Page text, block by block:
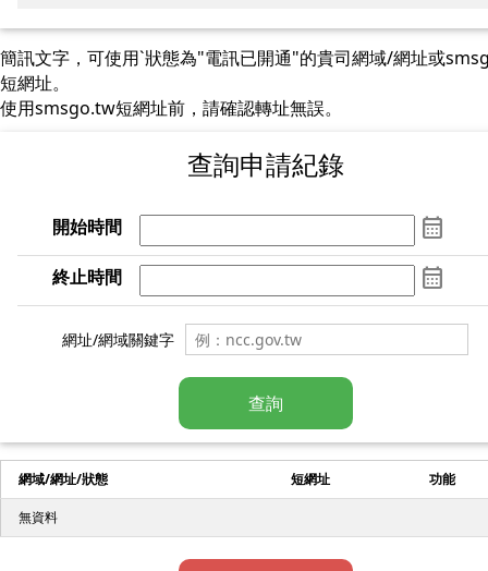
簡訊文字，可使用ˋ狀態為"電訊已開通"的貴司網域/網址或
短網址。
使用smsgo.tw短網址前，請確認轉址無誤。
查詢申請紀錄
開始時間 calendar_month
終止時間 calendar_month
網址/網域關鍵字
查詢
網域/網址/狀態 短網址 功能
無資料